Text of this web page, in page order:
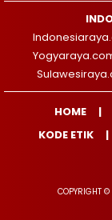
HOME
KODE ETIK
COPYRIGHT